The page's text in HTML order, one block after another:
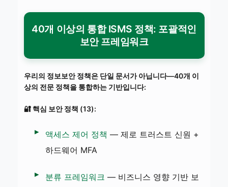
40개 이상의 통합 ISMS 정책: 포괄적인
보안 프레임워크
우리의 정보보안 정책은 단일 문서가 아닙니다—40개 이
상의 전문 정책을 통합하는 기반입니다:
🔐 핵심 보안 정책 (13):
액세스 제어 정책 — 제로 트러스트 신원 +
하드웨어 MFA
분류 프레임워크 — 비즈니스 영향 기반 보